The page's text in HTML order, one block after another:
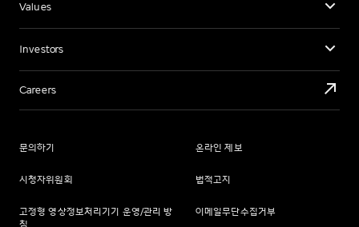
Values
Investors
Careers
문의하기 온라인 제보
시청자위원회 법적고지
고정형 영상정보처리기기 운영/관리 방
이메일무단수집거부